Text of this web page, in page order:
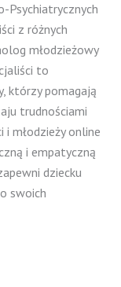
Psychiatrycznych
z różnych
młodzieżowy
to
którzy pomagają
trudnościami
i młodzieży online
i empatyczną
dziecku
swoich